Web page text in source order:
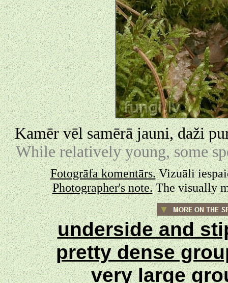
Kamēr vēl samērā jauni, daži
While relatively young, some
Fotogrāfa komentārs.Vizuāli
Photographer's note.The visually
underside and
pretty dense
very large